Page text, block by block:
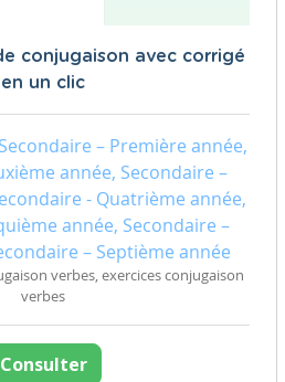
conjugaison avec corrigé
en un clic
Secondaire – Première année,
année, Secondaire –
- Quatrième année,
année, Secondaire –
– Septième année
verbes, exercices conjugaison
verbes
Consulter